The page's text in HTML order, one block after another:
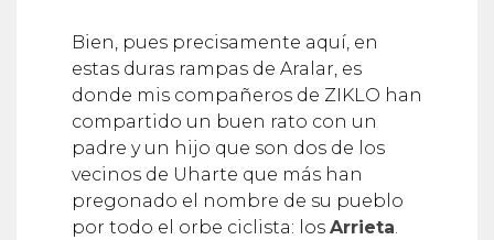
estas duras rampas de Aralar, es
donde mis compañeros de ZIKLO han
compartido un buen rato con un
padre y un hijo que son dos de los
vecinos de Uharte que más han
pregonado el nombre de su pueblo
por todo el orbe ciclista: los Arrieta.
Del “aita”,José Luis, sabíamos de su